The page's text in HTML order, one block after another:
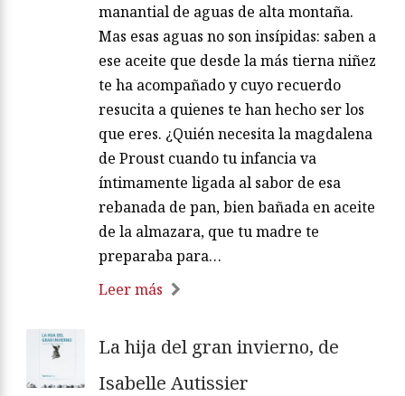
manantial de aguas de alta montaña.
Mas esas aguas no son insípidas: saben a
ese aceite que desde la más tierna niñez
te ha acompañado y cuyo recuerdo
resucita a quienes te han hecho ser los
que eres. ¿Quién necesita la magdalena
de Proust cuando tu infancia va
íntimamente ligada al sabor de esa
rebanada de pan, bien bañada en aceite
de la almazara, que tu madre te
preparaba para…
Leer más
La hija del gran invierno, de
Isabelle Autissier